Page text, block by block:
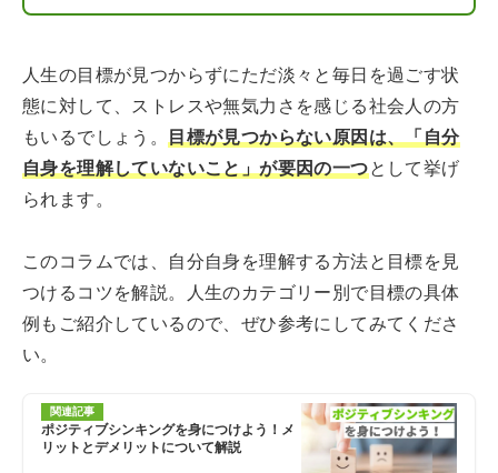
人生の目標が見つからずにただ淡々と毎日を過ごす状
態に対して、ストレスや無気力さを感じる社会人の方
もいるでしょう。目標が見つからない原因は、「自分
自身を理解していないこと」が要因の一つとして挙げ
られます。
このコラムでは、自分自身を理解する方法と目標を見
つけるコツを解説。人生のカテゴリー別で目標の具体
例もご紹介しているので、ぜひ参考にしてみてくださ
い。
関連記事
ポジティブシンキングを身につけよう！メ
リットとデメリットについて解説